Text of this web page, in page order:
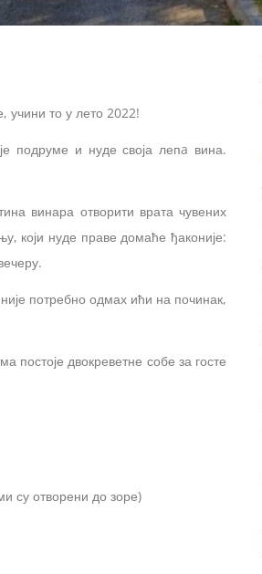
учини то у лето 2022!
подруме и нуде своја лепa вина.
винара отворити врата чувених
који нуде праве домаће ђаконије:
потребно одмах ићи на починак,
постоје двокреветне собе за госте
су отворени до зоре)